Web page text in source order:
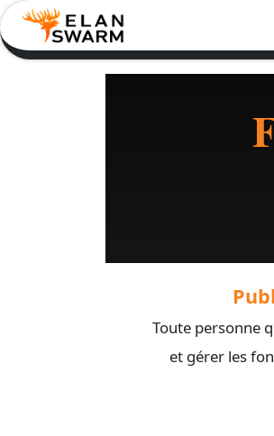
Se rendre au contenu
Toute personne
et gérer les